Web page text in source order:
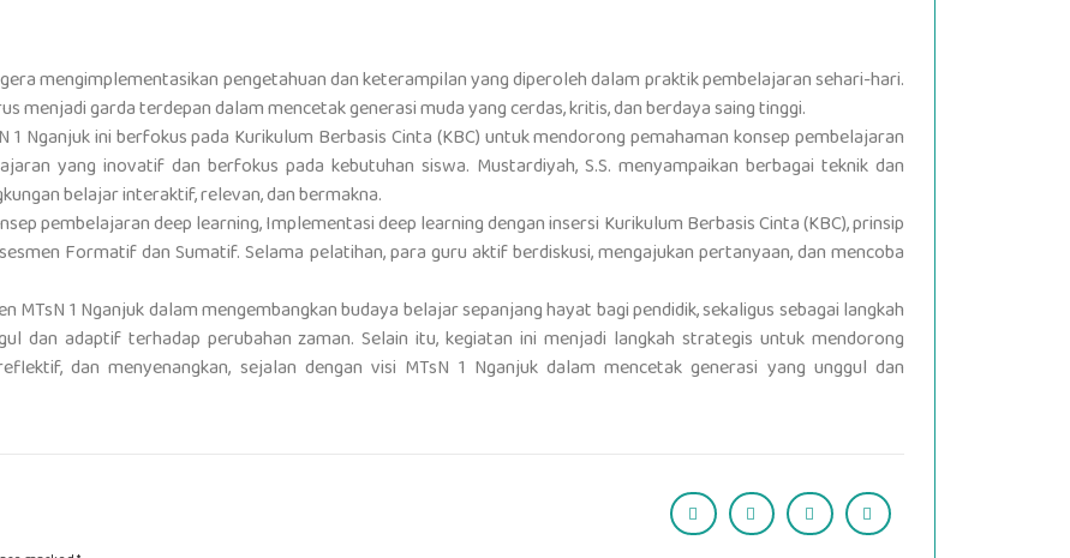
mengimplementasikan pengetahuan dan keterampilan yang diperoleh dalam praktik pembelajaran sehari-hari.
menjadi garda terdepan dalam mencetak generasi muda yang cerdas, kritis, dan berdaya saing tinggi.
1 Nganjuk ini berfokus pada Kurikulum Berbasis Cinta (KBC) untuk mendorong pemahaman konsep pembelajaran
yang inovatif dan berfokus pada kebutuhan siswa. Mustardiyah, S.S. menyampaikan berbagai teknik dan
belajar interaktif, relevan, dan bermakna.
pembelajaran deep learning, Implementasi deep learning dengan insersi Kurikulum Berbasis Cinta (KBC), prinsip
Formatif dan Sumatif. Selama pelatihan, para guru aktif berdiskusi, mengajukan pertanyaan, dan mencoba
1 Nganjuk dalam mengembangkan budaya belajar sepanjang hayat bagi pendidik, sekaligus sebagai langkah
dan adaptif terhadap perubahan zaman. Selain itu, kegiatan ini menjadi langkah strategis untuk mendorong
dan menyenangkan, sejalan dengan visi MTsN 1 Nganjuk dalam mencetak generasi yang unggul dan